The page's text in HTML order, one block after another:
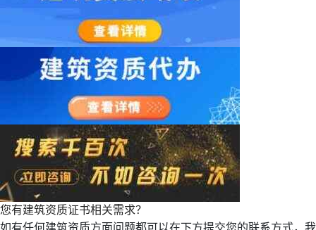
您有建筑资质证书相关需求？
如有任何建筑资质方面问题都可以在下方提交您的联系方式，